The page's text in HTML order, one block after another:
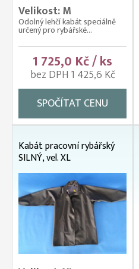
Velikost: M
Odolný lehčí kabát speciálně
určený pro rybářské...
1 725,0 Kč / ks
bez DPH 1 425,6 Kč
SPOČÍTAT CENU
Kabát pracovní rybářský
SILNÝ, vel. XL